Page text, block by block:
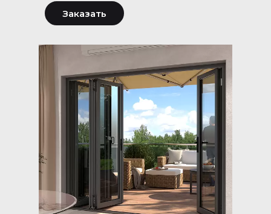
Заказать